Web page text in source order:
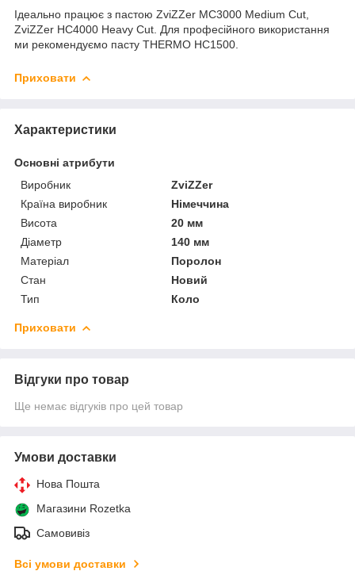
Ідеально працює з пастою ZviZZer MC3000 Medium Cut,
ZviZZer HC4000 Heavy Cut. Для професійного використання
ми рекомендуємо пасту THERMO HC1500.
Приховати
Характеристики
Основні атрибути
Виробник
ZviZZer
Країна виробник
Німеччина
Висота
20 мм
Діаметр
140 мм
Матеріал
Поролон
Стан
Новий
Тип
Коло
Приховати
Відгуки про товар
Ще немає відгуків про цей товар
Умови доставки
Нова Пошта
Магазини Rozetka
Самовивіз
Всі умови доставки